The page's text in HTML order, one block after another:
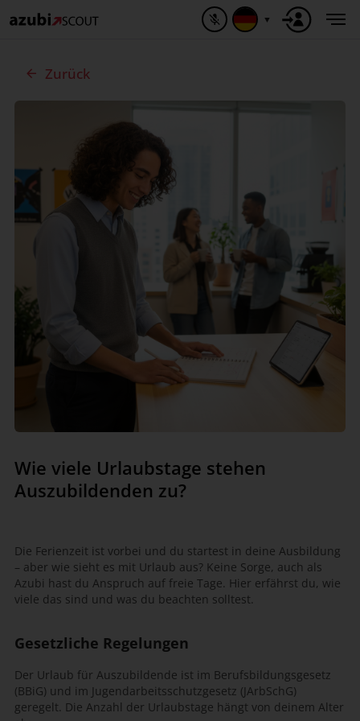
▼
Zurück
Wie viele Urlaubstage stehen
Auszubildenden zu?
Die Ferienzeit ist vorbei und du startest in deine Ausbildung
– aber wie sieht es mit Urlaub aus? Keine Sorge, auch als
Azubi hast du Anspruch auf freie Tage. Hier erfährst du, wie
viele das sind und was du beachten solltest.
Gesetzliche Regelungen
Der Urlaub für Auszubildende ist im Berufsbildungsgesetz
(BBiG) und im Jugendarbeitsschutzgesetz (JArbSchG)
geregelt. Die Anzahl der Urlaubstage hängt von deinem Alter